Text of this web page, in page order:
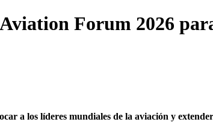
Forum 2026
a los líderes mundiales de la aviación y